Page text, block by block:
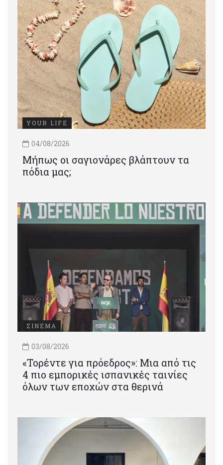
YOUR LIFE
04/08/2026
Μήπως οι σαγιονάρες βλάπτουν τα
πόδια μας;
ΣΙΝΕΜΑ
03/08/2026
«Τορέντε για πρόεδρος»: Mια από τις
4 πιο εμπορικές ισπανικές ταινίες
όλων των εποχών στα θερινά